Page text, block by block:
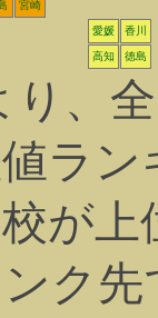
宮崎
愛媛 香川
高知 徳島
、
ラ
校が
ク